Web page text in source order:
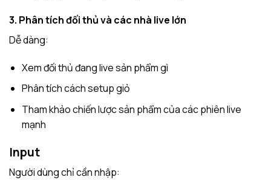
3. Phân tích đối thủ và các nhà live lớn
Dễ dàng:
Xem đối thủ đang live sản phẩm gì
Phân tích cách setup giỏ
Tham khảo chiến lược sản phẩm của các phiên live
mạnh
Input
Người dùng chỉ cần nhập: